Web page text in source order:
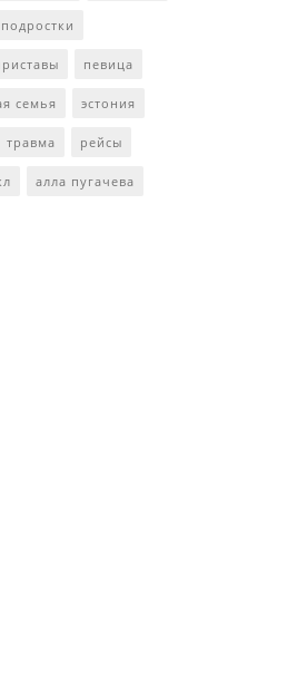
подростки
певица
семья эстония
травма рейсы
алла пугачева